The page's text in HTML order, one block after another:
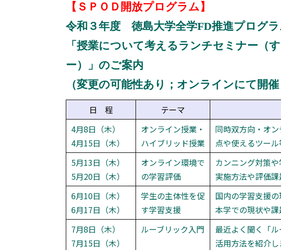
【ＳＰＯＤ開放プログラム】
令和３年度 徳島大学全学FD推進プログ
「授業について考えるランチセミナー（
ー）」のご案内
（変更の可能性あり；オンラインにて開催
日 程 テーマ
4月8日（木）
4月15日（木）
オンライン授業・
ハイブリッド授業
同時双方向・オ
点や使えるツール
5月13日（木）
5月20日（木）
オンライン環境で
の学習評価
カンニング対策
実施方法や評価課
6月10日（木）
6月17日（木）
学生の主体性を促
す学習支援
国内の学習支援
本学での現状や課
7月8日（木）
7月15日（木）
ルーブリック入門
最近よく聞く「
活用方法を紹介し